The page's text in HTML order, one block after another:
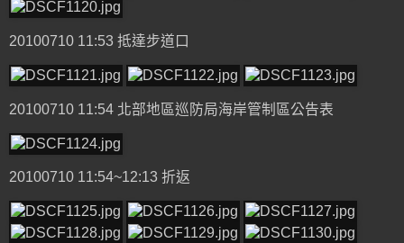
20100710 11:53 抵達步道口
20100710 11:54 北部地區巡防局海岸管制區公告表
20100710 11:54~12:13 折返